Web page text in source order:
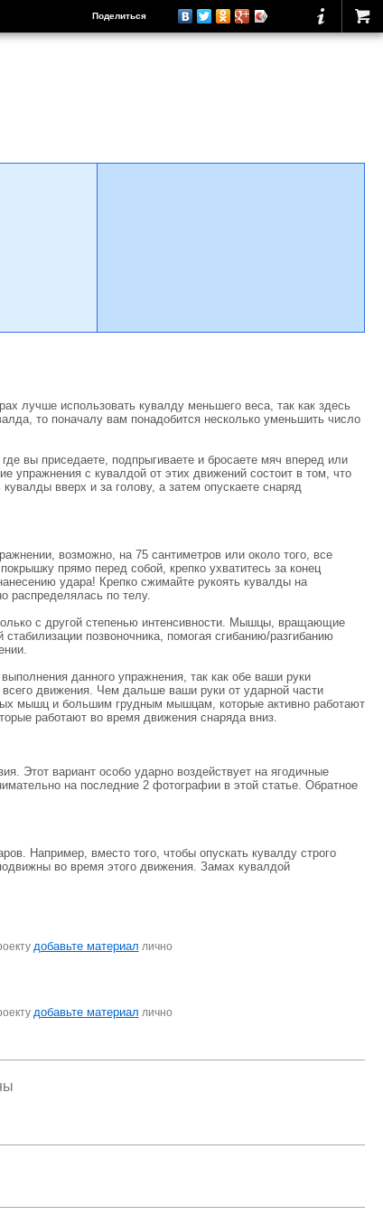
Поделиться
лучше использовать кувалду меньшего веса, так как здесь
то поначалу вам понадобится несколько уменьшить число
вы приседаете, подпрыгиваете и бросаете мяч вперед или
упражнения с кувалдой от этих движений состоит в том, что
вверх и за голову, а затем опускаете снаряд
возможно, на 75 сантиметров или около того, все
прямо перед собой, крепко ухватитесь за конец
удара! Крепко сжимайте рукоять кувалды на
распределялась по телу.
с другой степенью интенсивности. Мышцы, вращающие
позвоночника, помогая сгибанию/разгибанию
данного упражнения, так как обе ваши руки
движения. Чем дальше ваши руки от ударной части
мышц и большим грудным мышцам, которые активно работают
работают во время движения снаряда вниз.
Этот вариант особо ударно воздействует на ягодичные
на последние 2 фотографии в этой статье. Обратное
Например, вместо того, чтобы опускать кувалду строго
во время этого движения. Замах кувалдой
добавьте материал лично
добавьте материал лично